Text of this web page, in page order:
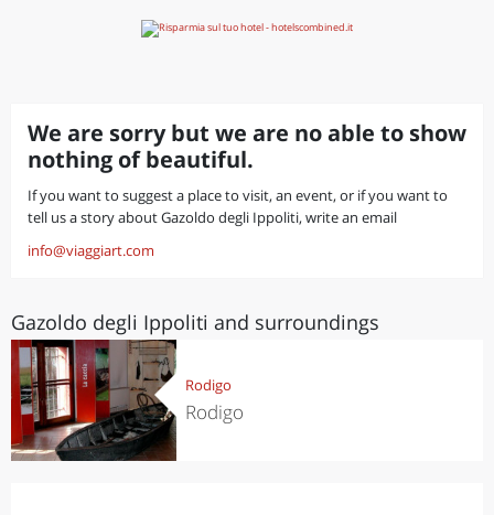
We are sorry but we are no able to show
nothing of beautiful.
If you want to suggest a place to visit, an event, or if you want to
tell us a story about Gazoldo degli Ippoliti, write an email
info@viaggiart.com
Gazoldo degli Ippoliti and surroundings
Rodigo
Rodigo